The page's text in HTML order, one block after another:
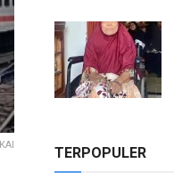
TERPOPULER